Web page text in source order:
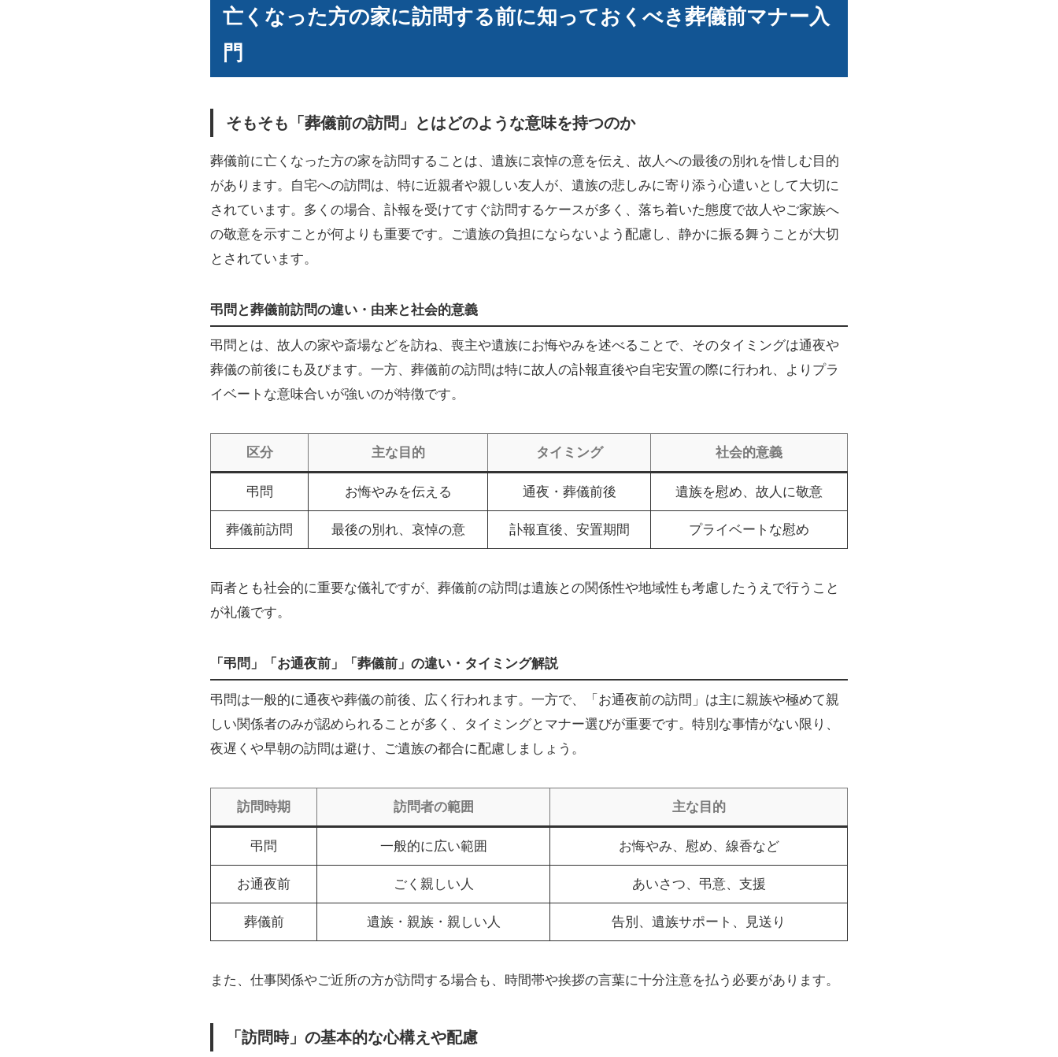
亡くなった方の家に訪問する前に知っておくべき葬儀前マナー入
門
そもそも「葬儀前の訪問」とはどのような意味を持つのか
葬儀前に亡くなった方の家を訪問することは、遺族に哀悼の意を伝え、故人への最後の別れを惜しむ目的
があります。自宅への訪問は、特に近親者や親しい友人が、遺族の悲しみに寄り添う心遣いとして大切に
されています。多くの場合、訃報を受けてすぐ訪問するケースが多く、落ち着いた態度で故人やご家族へ
の敬意を示すことが何よりも重要です。ご遺族の負担にならないよう配慮し、静かに振る舞うことが大切
とされています。
弔問と葬儀前訪問の違い・由来と社会的意義
弔問とは、故人の家や斎場などを訪ね、喪主や遺族にお悔やみを述べることで、そのタイミングは通夜や
葬儀の前後にも及びます。一方、葬儀前の訪問は特に故人の訃報直後や自宅安置の際に行われ、よりプラ
イベートな意味合いが強いのが特徴です。
区分 主な目的 タイミング 社会的意義
弔問 お悔やみを伝える 通夜・葬儀前後 遺族を慰め、故人に敬意
葬儀前訪問 最後の別れ、哀悼の意 訃報直後、安置期間 プライベートな慰め
両者とも社会的に重要な儀礼ですが、葬儀前の訪問は遺族との関係性や地域性も考慮したうえで行うこと
が礼儀です。
「弔問」「お通夜前」「葬儀前」の違い・タイミング解説
弔問は一般的に通夜や葬儀の前後、広く行われます。一方で、「お通夜前の訪問」は主に親族や極めて親
しい関係者のみが認められることが多く、タイミングとマナー選びが重要です。特別な事情がない限り、
夜遅くや早朝の訪問は避け、ご遺族の都合に配慮しましょう。
訪問時期 訪問者の範囲 主な目的
弔問 一般的に広い範囲 お悔やみ、慰め、線香など
お通夜前 ごく親しい人 あいさつ、弔意、支援
葬儀前 遺族・親族・親しい人 告別、遺族サポート、見送り
また、仕事関係やご近所の方が訪問する場合も、時間帯や挨拶の言葉に十分注意を払う必要があります。
「訪問時」の基本的な心構えや配慮